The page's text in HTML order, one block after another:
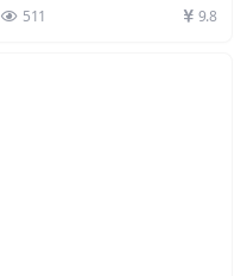
粉丝观众对他们的QQ...
511 9.8